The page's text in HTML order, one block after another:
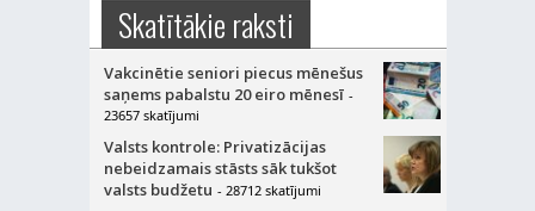
Skatītākie raksti
Vakcinētie seniori piecus mēnešus
saņems pabalstu 20 eiro mēnesī -
23657 skatījumi
Valsts kontrole: Privatizācijas
nebeidzamais stāsts sāk tukšot
valsts budžetu - 28712 skatījumi